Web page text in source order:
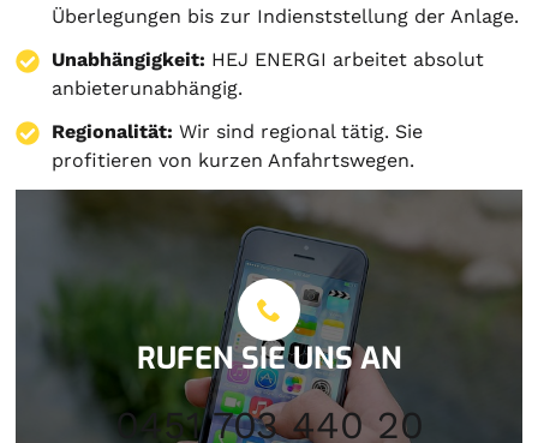
Überlegungen bis zur Indienststellung der Anlage.
Unabhängigkeit: HEJ ENERGI arbeitet absolut
anbieterunabhängig.
Regionalität: Wir sind regional tätig. Sie
profitieren von kurzen Anfahrtswegen.
RUFEN SIE UNS AN
0451 703 440 20